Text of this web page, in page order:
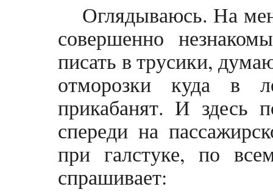
Оглядываюсь. На
совершенно
писать в трусики,
отморозки куда в
прикабанят. И здесь
спереди на
при галстуке, по
спрашивает: